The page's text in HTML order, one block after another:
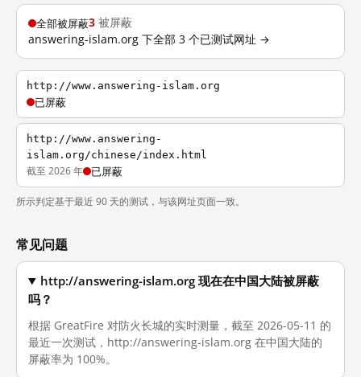
全部被屏蔽3 被屏蔽
answering-islam.org 下全部 3 个已测试网址 →
http://www.answering-islam.org
已屏蔽
http://www.answering-
islam.org/chinese/index.html
截至 2026 年 已屏蔽
所示判定基于最近 90 天的测试，与该网址页面一致。
常见问题
http://answering-islam.org 现在在中国大陆被屏蔽
吗？
根据 GreatFire 对防火长城的实时测量，截至 2026-05-11 的
最近一次测试，http://answering-islam.org 在中国大陆的
屏蔽率为 100%。